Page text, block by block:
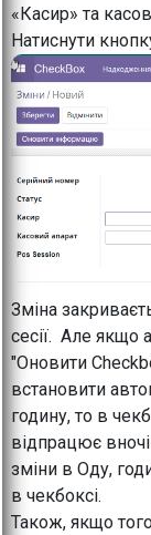
«Касир» та
Натиснути
Зміна
сесії. Але якщо
"Оновити
встановити
годину, то в
відпрацює
зміни в Оду,
в чекбоксі.
Також, якщо